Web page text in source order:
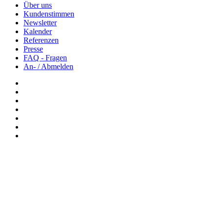
Über uns
Kundenstimmen
Newsletter
Kalender
Referenzen
Presse
FAQ - Fragen
An- / Abmelden